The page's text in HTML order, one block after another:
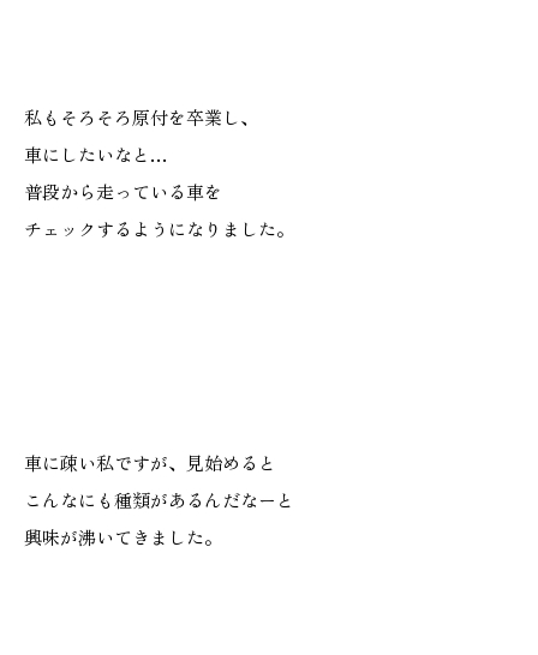
STAFF BLOG
スタッフブログ
COMPANY
プライバシーポリシー
私もそろそろ原付を卒業し、
車にしたいなと…
普段から走っている車を
チェックするようになりました。
車に疎い私ですが、見始めると
こんなにも種類があるんだなーと
興味が沸いてきました。